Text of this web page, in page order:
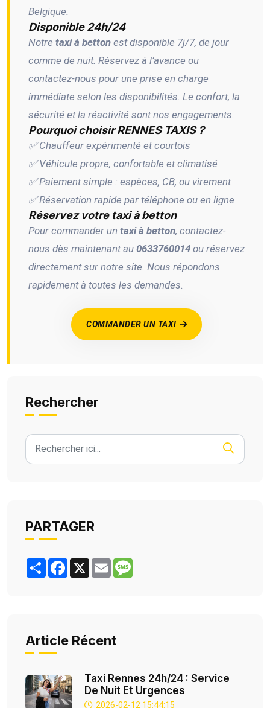
Belgique.
Disponible 24h/24
Notre taxi à betton est disponible 7j/7, de jour
comme de nuit. Réservez à l’avance ou
contactez-nous pour une prise en charge
immédiate selon les disponibilités. Le confort, la
sécurité et la réactivité sont nos engagements.
Pourquoi choisir RENNES TAXIS ?
✅ Chauffeur expérimenté et courtois
✅ Véhicule propre, confortable et climatisé
✅ Paiement simple : espèces, CB, ou virement
✅ Réservation rapide par téléphone ou en ligne
Réservez votre taxi à betton
Pour commander un taxi à betton, contactez-
nous dès maintenant au 0633760014 ou réservez
directement sur notre site. Nous répondons
rapidement à toutes les demandes.
COMMANDER UN TAXI
Rechercher
PARTAGER
ShareFacebook
X EmailMessage
Article Récent
Taxi Rennes 24h/24 : Service
De Nuit Et Urgences
2026-02-12 15:44:15